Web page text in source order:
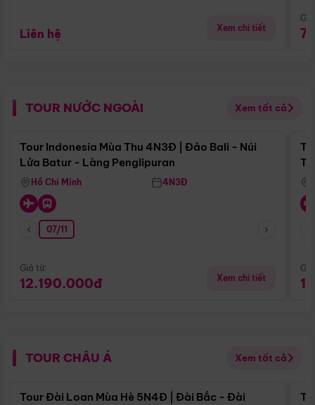
Liên hệ Xem chi tiết
TOUR NƯỚC NGOÀI Xem tất cả
Điểm nổi bật
Tour Indonesia Mùa Thu 4N3Đ | Đảo Bali - Núi
Lửa Batur - Làng Penglipuran
Hồ Chí Minh 4N3Đ
07/11
Giá từ:
12.190.000đ Xem chi tiết
TOUR CHÂU Á Xem tất cả
Điểm nổi bật
Tour Đài Loan Mùa Hè 5N4Đ | Đài Bắc - Đài